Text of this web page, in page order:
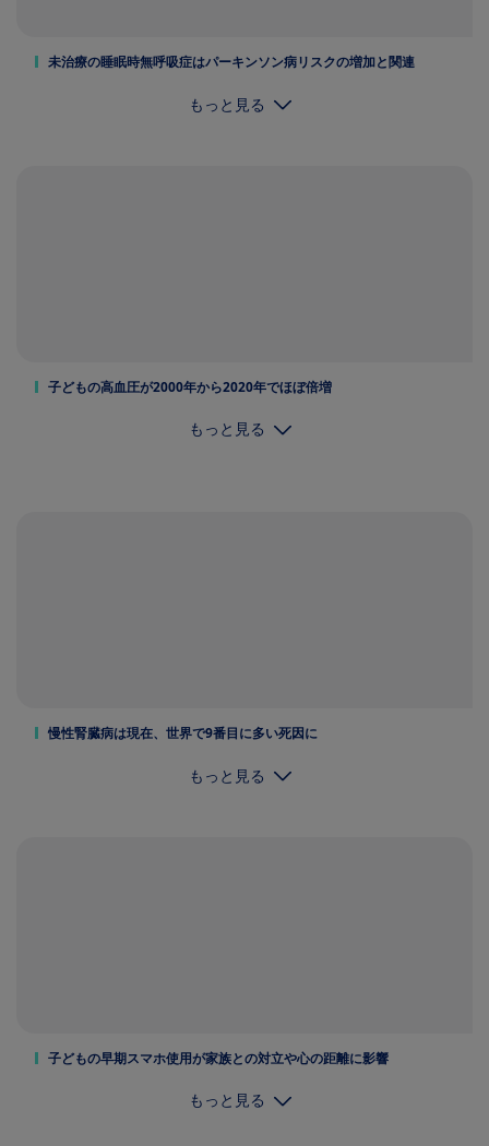
未治療の睡眠時無呼吸症はパーキンソン病リスクの増加と関連
もっと見る
子どもの高血圧が2000年から2020年でほぼ倍増
もっと見る
慢性腎臓病は現在、世界で9番目に多い死因に
もっと見る
子どもの早期スマホ使用が家族との対立や心の距離に影響
もっと見る